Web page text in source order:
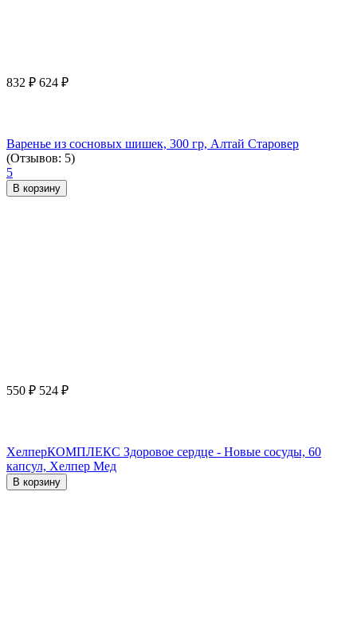
832 ₽ 624 ₽
Варенье из сосновых шишек, 300 гр, Алтай Старовер
(Отзывов: 5)
5
В корзину
550 ₽ 524 ₽
ХелперКОМПЛЕКС Здоровое сердце - Новые сосуды, 60
капсул, Хелпер Мед
В корзину